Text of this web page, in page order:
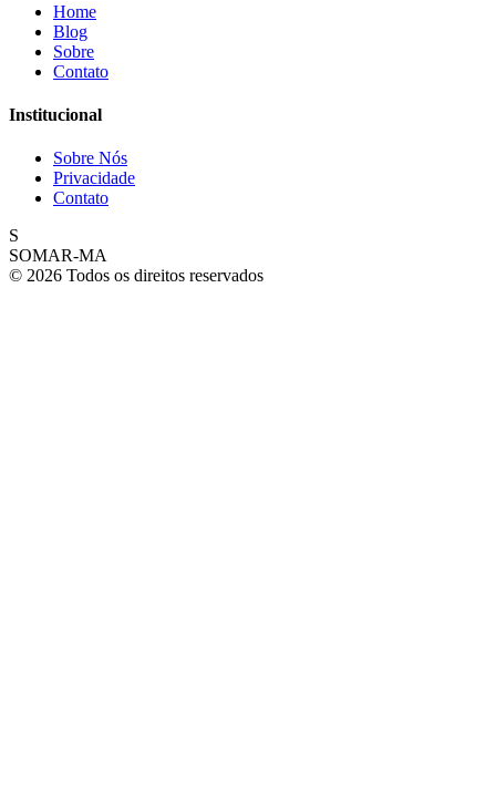
Home
Blog
Sobre
Contato
Institucional
Sobre Nós
Privacidade
Contato
S
SOMAR-MA
© 2026 Todos os direitos reservados